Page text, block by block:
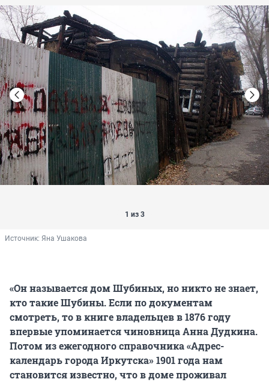
1 из 3
Источник: Яна Ушакова
«Он называется дом Шубиных, но никто не знает,
кто такие Шубины. Если по документам
смотреть, то в книге владельцев в 1876 году
впервые упоминается чиновница Анна Дудкина.
Потом из ежегодного справочника «Адрес-
календарь города Иркутска» 1901 года нам
становится известно, что в доме проживал